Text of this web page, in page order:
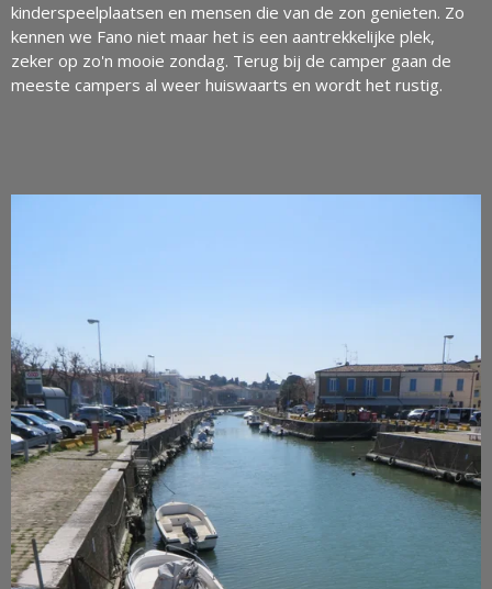
kinderspeelplaatsen en mensen die van de zon genieten. Zo
kennen we Fano niet maar het is een aantrekkelijke plek,
zeker op zo'n mooie zondag. Terug bij de camper gaan de
meeste campers al weer huiswaarts en wordt het rustig.